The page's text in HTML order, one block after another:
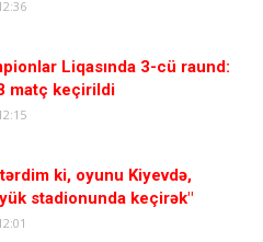
Liqasında 3-cü raund:
matç keçirildi
ki, oyunu Kiyevdə,
stadionunda keçirək"